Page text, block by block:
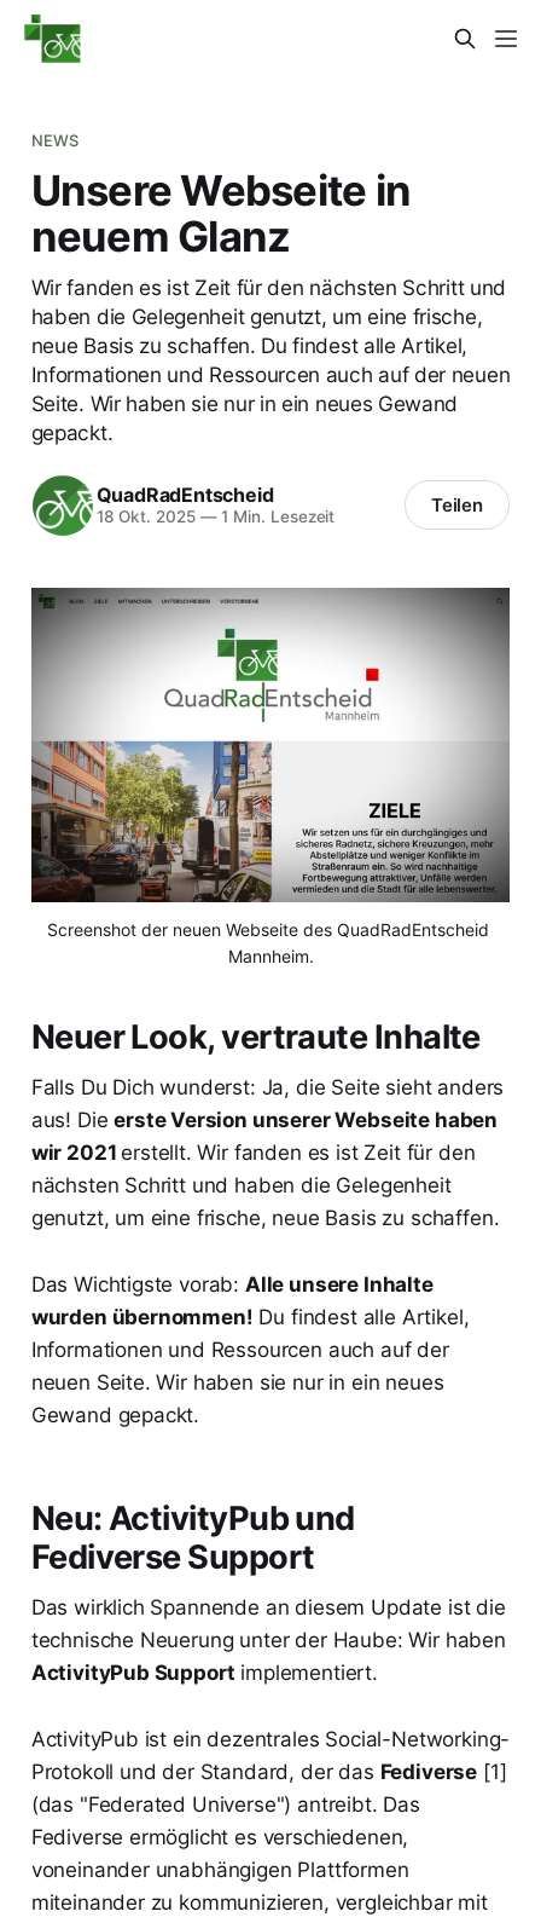
NEWS
Unsere Webseite in
neuem Glanz
Wir fanden es ist Zeit für den nächsten Schritt und
haben die Gelegenheit genutzt, um eine frische,
neue Basis zu schaffen. Du findest alle Artikel,
Informationen und Ressourcen auch auf der neuen
Seite. Wir haben sie nur in ein neues Gewand
gepackt.
QuadRadEntscheid
18 Okt. 2025 —1 Min. Lesezeit Teilen
Screenshot der neuen Webseite des QuadRadEntscheid
Mannheim.
Neuer Look, vertraute Inhalte
Falls Du Dich wunderst: Ja, die Seite sieht anders
aus! Dieerste Version unserer Webseite haben
wir 2021erstellt. Wir fanden es ist Zeit für den
nächsten Schritt und haben die Gelegenheit
genutzt, um eine frische, neue Basis zu schaffen.
Das Wichtigste vorab: Alle unsere Inhalte
wurden übernommen! Du findest alle Artikel,
Informationen und Ressourcen auch auf der
neuen Seite. Wir haben sie nur in ein neues
Gewand gepackt.
Neu: ActivityPub und
Fediverse Support
Das wirklich Spannende an diesem Update ist die
technische Neuerung unter der Haube: Wir haben
ActivityPub Support implementiert.
ActivityPub ist ein dezentrales Social-Networking-
Protokoll und der Standard, der das Fediverse [1]
(das "Federated Universe") antreibt. Das
Fediverse ermöglicht es verschiedenen,
voneinander unabhängigen Plattformen
miteinander zu kommunizieren, vergleichbar mit